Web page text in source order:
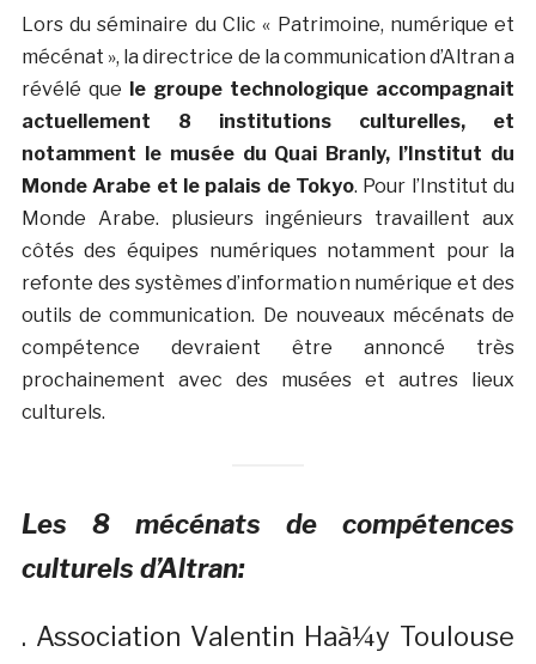
Lors du séminaire du Clic « Patrimoine, numérique et
mécénat », la directrice de la communication d’Altran a
révélé que
le groupe technologique accompagnait
actuellement 8 institutions culturelles, et
notamment le musée du Quai Branly, l’Institut du
Monde Arabe et le palais de Tokyo. Pour l’Institut du
Monde Arabe. plusieurs ingénieurs travaillent aux
côtés des équipes numériques notamment pour la
refonte des systèmes d’information numérique et des
outils de communication. De nouveaux mécénats de
compétence devraient être annoncé très
prochainement avec des musées et autres lieux
culturels.
Les 8 mécénats de compétences
culturels d’Altran:
. Association Valentin Haà¼y Toulouse